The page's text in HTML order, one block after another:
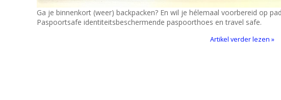
Ga je binnenkort (weer) backpacken? En wil je hélemaal voorbereid op
Paspoortsafe identiteitsbeschermende paspoorthoes en travel safe.
Artikel verder lezen »